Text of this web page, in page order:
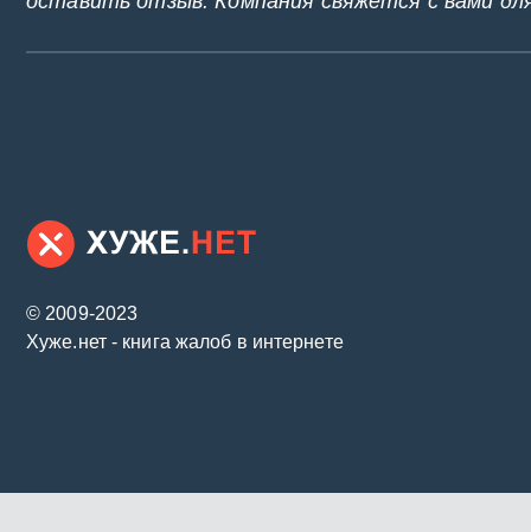
© 2009-2023
Хуже.нет - книга жалоб в интернете